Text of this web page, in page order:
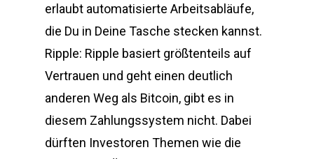
erlaubt automatisierte Arbeitsabläufe,
die Du in Deine Tasche stecken kannst.
Ripple: Ripple basiert größtenteils auf
Vertrauen und geht einen deutlich
anderen Weg als Bitcoin, gibt es in
diesem Zahlungssystem nicht. Dabei
dürften Investoren Themen wie die